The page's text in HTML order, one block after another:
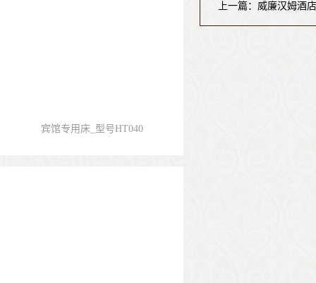
宾馆专用床_型号HT040
上一篇：威廉汉姆酒